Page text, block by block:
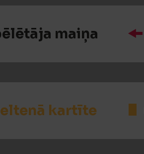
maiņa
kartīte